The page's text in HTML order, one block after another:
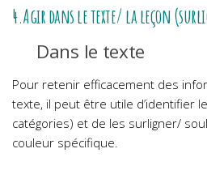
4.Agir dans le texte/ la leçon
Dans le texte
Pour retenir efficacement des
texte, il peut être utile d’identifier
catégories) et de les surligner/
couleur spécifique.